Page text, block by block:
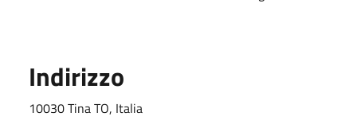
Indirizzo
10030 Tina TO, Italia